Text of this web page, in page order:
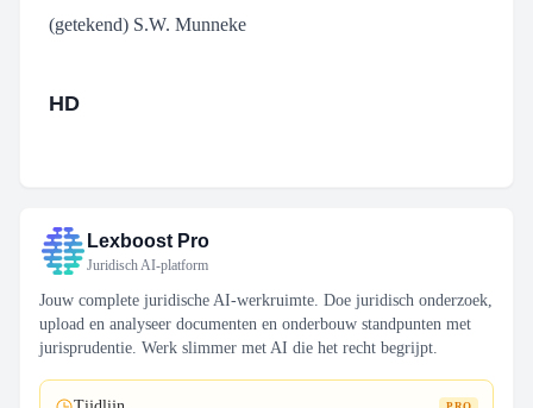
(getekend) S.W. Munneke
HD
Lexboost Pro
Juridisch AI-platform
Jouw complete juridische AI-werkruimte. Doe juridisch onderzoek,
upload en analyseer documenten en onderbouw standpunten met
jurisprudentie. Werk slimmer met AI die het recht begrijpt.